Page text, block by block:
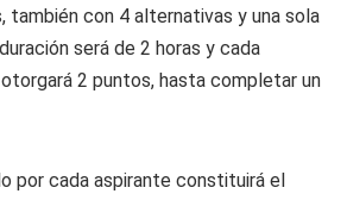
también con 4 alternativas y una sola
será de 2 horas y cada
2 puntos, hasta completar un
por cada aspirante constituirá el